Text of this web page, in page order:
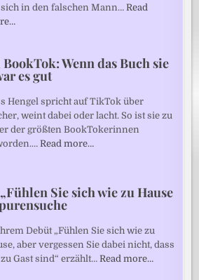
sich in den falschen Mann…Read
Wenn das Buch sie
es gut
Hengel spricht auf TikTok über
weint dabei oder lacht. So ist sie zu
der größten BookTokerinnen
Read more…
Sie sich wie zu Hause
Debüt „Fühlen Sie sich wie zu
aber vergessen Sie dabei nicht, dass
zu Gast sind“ erzählt…Read more…